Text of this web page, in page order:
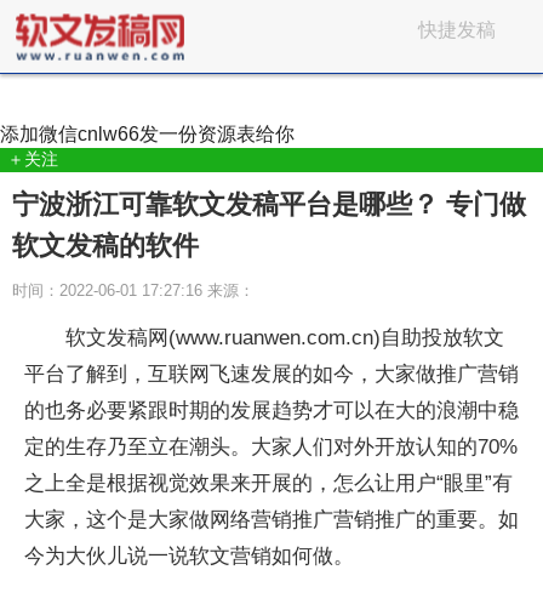
快捷发稿
添加微信cnlw66发一份资源表给你
＋关注
宁波浙江可靠软文发稿平台是哪些？ 专门做
软文发稿的软件
时间：2022-06-01 17:27:16 来源：
软文发稿网(www.ruanwen.com.cn)自助投放软文
平台了解到，互联网飞速发展的如今，大家做推广营销
的也务必要紧跟时期的发展趋势才可以在大的浪潮中稳
定的生存乃至立在潮头。大家人们对外开放认知的70%
之上全是根据视觉效果来开展的，怎么让用户“眼里”有
大家，这个是大家做网络营销推广营销推广的重要。如
今为大伙儿说一说软文营销如何做。